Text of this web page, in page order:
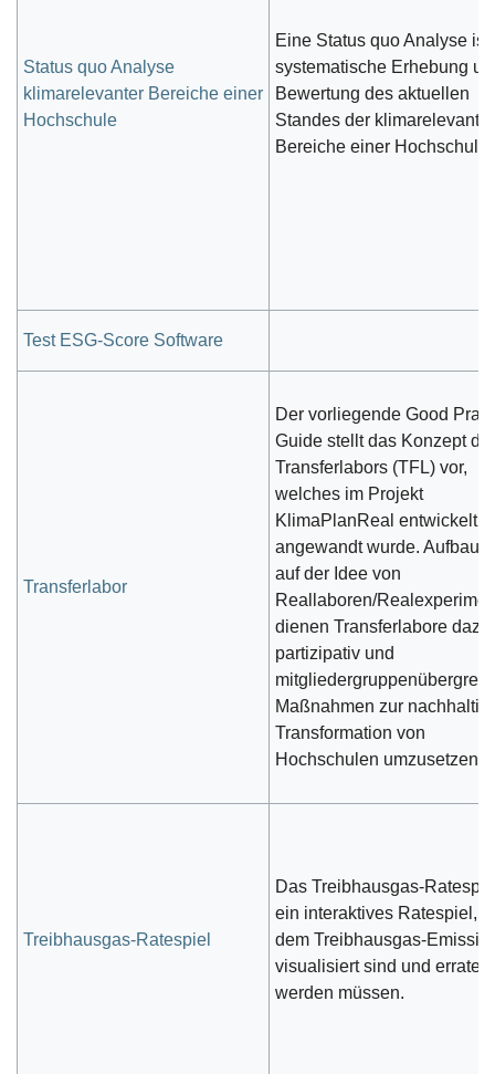
Status quo Analyse
klimarelevanter Bereiche einer
Hochschule
Eine Status quo Analyse ist
systematische Erhebung
Bewertung des aktuellen
Standes der
Bereiche einer Hochschule.
Test ESG-Score Software
Transferlabor
Der vorliegende Good
Guide stellt das Konzept
Transferlabors (TFL) vor,
welches im Projekt
KlimaPlanReal entwickelt
angewandt wurde.
auf der Idee von
Reallaboren/
dienen Transferlabore dazu,
partizipativ und
Maßnahmen zur
Transformation von
Hochschulen umzusetzen.
Treibhausgas-Ratespiel
Das Treibhausgas-
ein interaktives Ratespiel,
dem Treibhausgas-
visualisiert sind und erraten
werden müssen.